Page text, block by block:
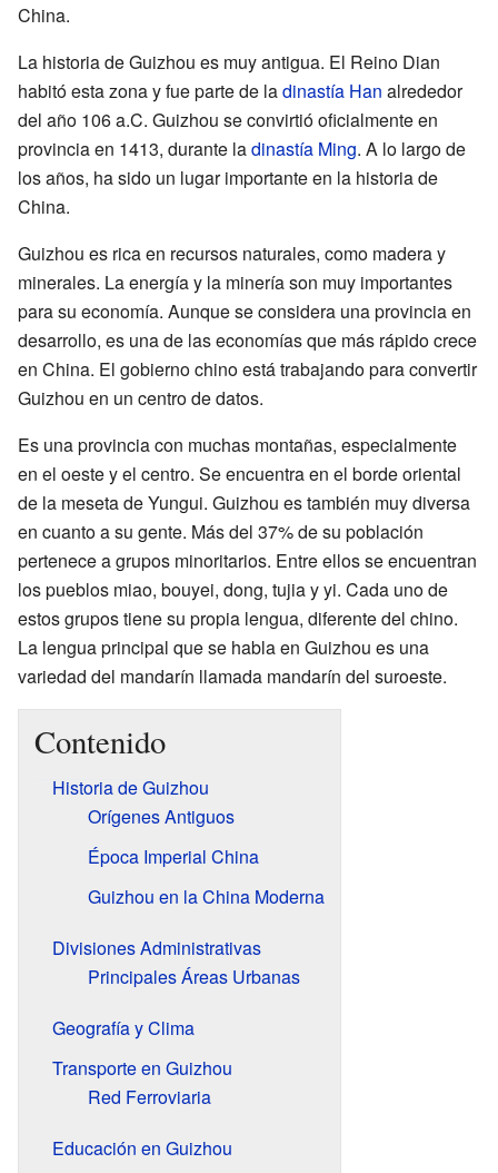
China.
La historia de Guizhou es muy antigua. El Reino Dian
habitó esta zona y fue parte de ladinastía Han alrededor
del año 106 a.C. Guizhou se convirtió oficialmente en
provincia en 1413, durante ladinastía Ming. A lo largo de
los años, ha sido un lugar importante en la historia de
China.
Guizhou es rica en recursos naturales, como madera y
minerales. La energía y la minería son muy importantes
para su economía. Aunque se considera una provincia en
desarrollo, es una de las economías que más rápido crece
en China. El gobierno chino está trabajando para convertir
Guizhou en un centro de datos.
Es una provincia con muchas montañas, especialmente
en el oeste y el centro. Se encuentra en el borde oriental
de la meseta de Yungui. Guizhou es también muy diversa
en cuanto a su gente. Más del 37% de su población
pertenece a grupos minoritarios. Entre ellos se encuentran
los pueblos miao, bouyei, dong, tujia y yi. Cada uno de
estos grupos tiene su propia lengua, diferente del chino.
La lengua principal que se habla en Guizhou es una
variedad del mandarín llamada mandarín del suroeste.
Contenido
Historia de Guizhou
Orígenes Antiguos
Época Imperial China
Guizhou en la China Moderna
Divisiones Administrativas
Principales Áreas Urbanas
Geografía y Clima
Transporte en Guizhou
Red Ferroviaria
Educación en Guizhou